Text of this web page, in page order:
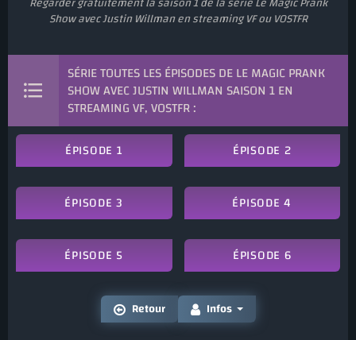
Show avec Justin Willman en streaming VF ou VOSTFR
SÉRIE TOUTES LES ÉPISODES DE LE MAGIC PRANK
SHOW AVEC JUSTIN WILLMAN SAISON 1 EN
STREAMING VF, VOSTFR :
ÉPISODE 1 ÉPISODE 2
ÉPISODE 3 ÉPISODE 4
ÉPISODE 5 ÉPISODE 6
Retour Infos